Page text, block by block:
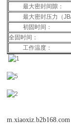
最大密
最大密封压力（
初固时间：
全固时间：
工作温度：
m.xiaoxiz.b2b168.com